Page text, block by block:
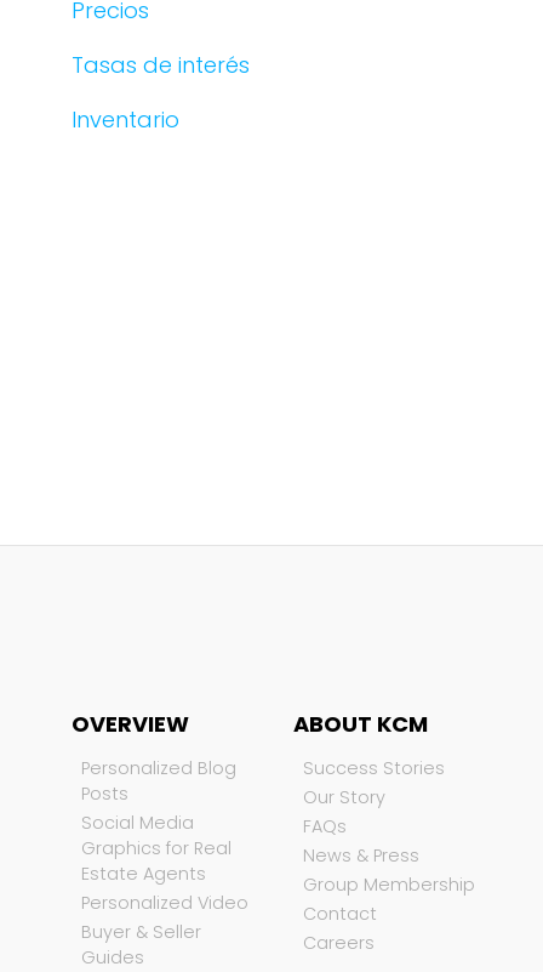
Precios
Tasas de interés
Inventario
OVERVIEW
Personalized Blog
Posts
Social Media
Graphics for Real
Estate Agents
Personalized Video
Buyer & Seller
Guides
ABOUT KCM
Success Stories
Our Story
FAQs
News & Press
Group Membership
Contact
Careers